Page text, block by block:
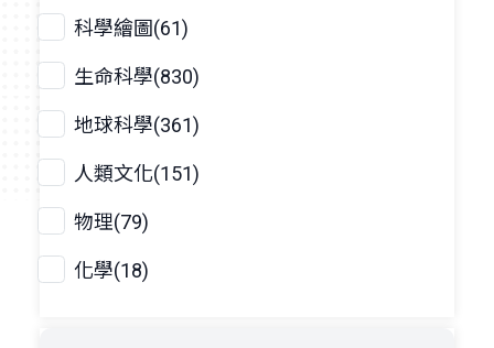
科學繪圖(61)
生命科學(830)
地球科學(361)
人類文化(151)
物理(79)
化學(18)